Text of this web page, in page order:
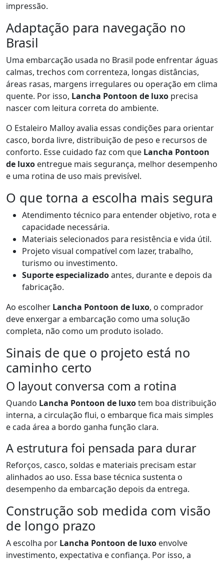
impressão.
Adaptação para navegação no
Brasil
Uma embarcação usada no Brasil pode enfrentar águas
calmas, trechos com correnteza, longas distâncias,
áreas rasas, margens irregulares ou operação em clima
quente. Por isso, Lancha Pontoon de luxo precisa
nascer com leitura correta do ambiente.
O Estaleiro Malloy avalia essas condições para orientar
casco, borda livre, distribuição de peso e recursos de
conforto. Esse cuidado faz com que Lancha Pontoon
de luxo entregue mais segurança, melhor desempenho
e uma rotina de uso mais previsível.
O que torna a escolha mais segura
Atendimento técnico para entender objetivo, rota e
capacidade necessária.
Materiais selecionados para resistência e vida útil.
Projeto visual compatível com lazer, trabalho,
turismo ou investimento.
Suporte especializadoantes, durante e depois da
fabricação.
Ao escolher Lancha Pontoon de luxo, o comprador
deve enxergar a embarcação como uma solução
completa, não como um produto isolado.
Sinais de que o projeto está no
caminho certo
O layout conversa com a rotina
Quando Lancha Pontoon de luxotem boa distribuição
interna, a circulação flui, o embarque fica mais simples
e cada área a bordo ganha função clara.
A estrutura foi pensada para durar
Reforços, casco, soldas e materiais precisam estar
alinhados ao uso. Essa base técnica sustenta o
desempenho da embarcação depois da entrega.
Construção sob medida com visão
de longo prazo
A escolha por Lancha Pontoon de luxo envolve
investimento, expectativa e confiança. Por isso, a